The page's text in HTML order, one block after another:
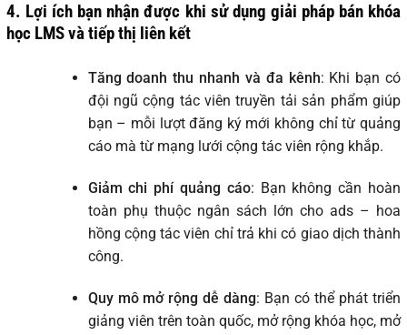
4. Lợi ích bạn nhận được khi sử dụng giải pháp bán khóa
học LMS và tiếp thị liên kết
Tăng doanh thu nhanh và đa kênh: Khi bạn có
đội ngũ cộng tác viên truyền tải sản phẩm giúp
bạn – mỗi lượt đăng ký mới không chỉ từ quảng
cáo mà từ mạng lưới cộng tác viên rộng khắp.
Giảm chi phí quảng cáo: Bạn không cần hoàn
toàn phụ thuộc ngân sách lớn cho ads – hoa
hồng cộng tác viên chỉ trả khi có giao dịch thành
công.
Quy mô mở rộng dễ dàng: Bạn có thể phát triển
giảng viên trên toàn quốc, mở rộng khóa học, mở